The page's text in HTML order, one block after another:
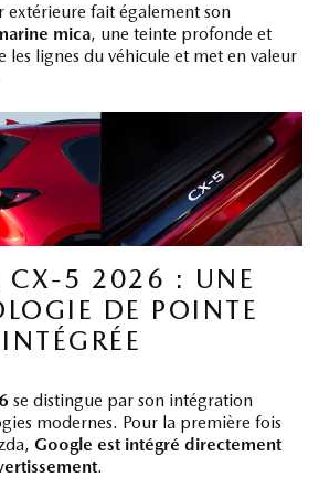
extérieure fait également son
mica, une teinte profonde et
les lignes du véhicule et met en valeur
CX-5 2026 : UNE
DE POINTE
INTÉGRÉE
se distingue par son intégration
modernes. Pour la première fois
Google est intégré directement
.